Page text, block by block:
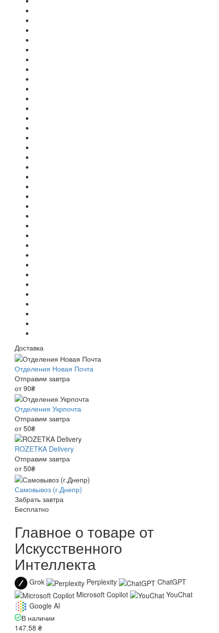
Доставка
Отделения Новая Почта
Отправим завтра
от 90₴
Отделения Укрпочта
Отправим завтра
от 50₴
ROZETKA Delivery
Отправим завтра
от 50₴
Самовывоз (г.Днепр)
Забрать завтра
Бесплатно
Главное о товаре от
Искусственного
Интеллекта
Grok Perplexity
ChatGPT
Microsoft Copilot
YouChat
Google AI
В наличии
147.58 ₴